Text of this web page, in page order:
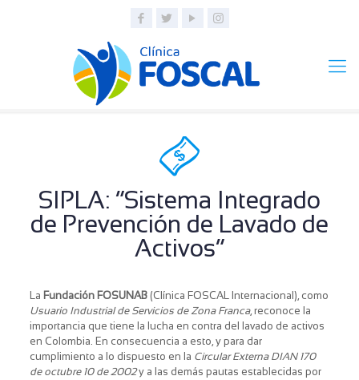
SIPLA: “Sistema Integrado
de Prevención de Lavado de
Activos”
La Fundación FOSUNAB(Clínica FOSCAL Internacional), como
Usuario Industrial de Servicios de Zona Franca, reconoce la
importancia que tiene la lucha en contra del lavado de activos
en Colombia. En consecuencia a esto, y para dar
cumplimiento a lo dispuesto en la Circular Externa DIAN 170
de octubre 10 de 2002y a las demás pautas establecidas por